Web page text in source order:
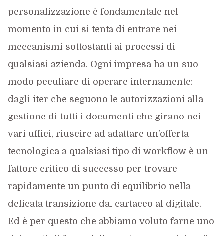
personalizzazione è fondamentale nel
momento in cui si tenta di entrare nei
meccanismi sottostanti ai processi di
qualsiasi azienda. Ogni impresa ha un suo
modo peculiare di operare internamente:
dagli iter che seguono le autorizzazioni alla
gestione di tutti i documenti che girano nei
vari uffici, riuscire ad adattare un’offerta
tecnologica a qualsiasi tipo di workflow è un
fattore critico di successo per trovare
rapidamente un punto di equilibrio nella
delicata transizione dal cartaceo al digitale.
Ed è per questo che abbiamo voluto farne uno